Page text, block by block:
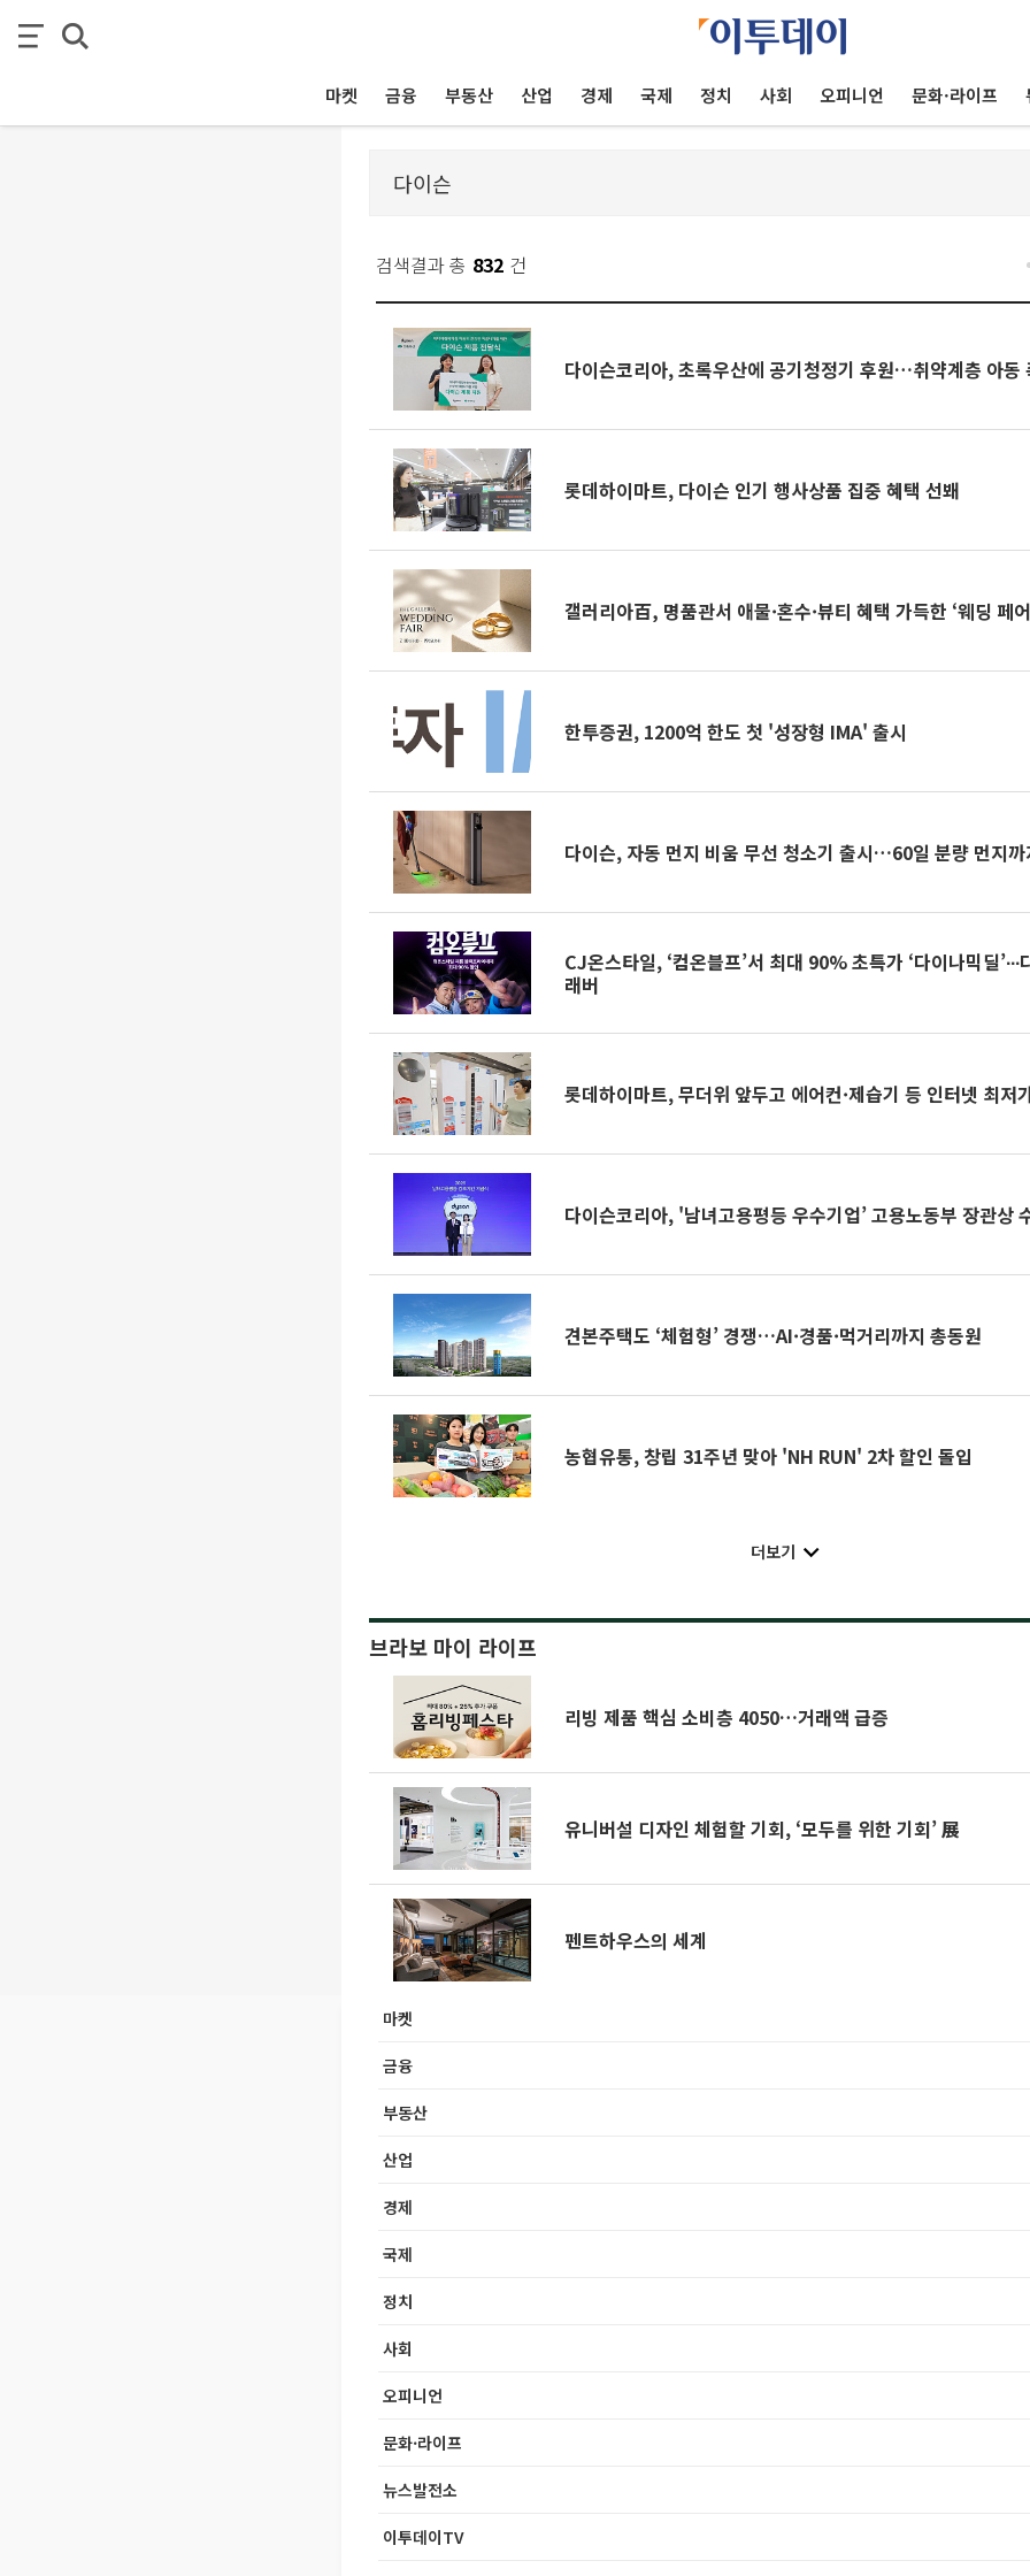
마켓 금융 부동산 산업 경제 국제 정치 사회 오피니언 문화·라이프
검색결과 총 832 건
다이슨코리아, 초록우산에 공기청정기 후원…취약계층 아동
롯데하이마트, 다이슨 인기 행사상품 집중 혜택 선봬
갤러리아百, 명품관서 애물·혼수·뷰티 혜택 가득한 ‘웨딩 페
한투증권, 1200억 한도 첫 '성장형 IMA' 출시
다이슨, 자동 먼지 비움 무선 청소기 출시…60일 분량 먼지까
CJ온스타일, ‘컴온블프’서 최대 90% 초특가 ‘다이나믹딜
래버
롯데하이마트, 무더위 앞두고 에어컨·제습기 등 인터넷 최저
다이슨코리아, '남녀고용평등 우수기업’ 고용노동부 장관상
견본주택도 ‘체험형’ 경쟁…AI·경품·먹거리까지 총동원
농협유통, 창립 31주년 맞아 'NH RUN' 2차 할인 돌입
더보기
브라보 마이 라이프
리빙 제품 핵심 소비층 4050…거래액 급증
유니버설 디자인 체험할 기회, ‘모두를 위한 기회’ 展
펜트하우스의 세계
마켓
금융
부동산
산업
경제
국제
정치
사회
오피니언
문화·라이프
뉴스발전소
이투데이TV